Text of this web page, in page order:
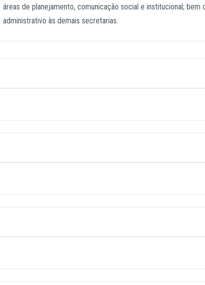
áreas de planejamento, comunicação social e institucional;
administrativo às demais secretarias.